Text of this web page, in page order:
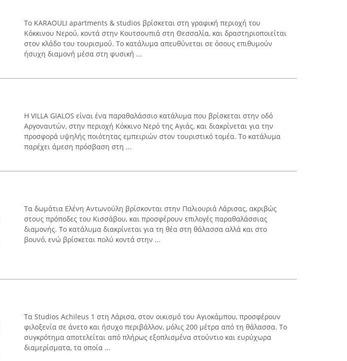
Το KARAOULI apartments & studios βρίσκεται στη γραφική περιοχή του
Κόκκινου Νερού, κοντά στην Κουτσουπιά στη Θεσσαλία, και δραστηριοποιείται
στον κλάδο του τουρισμού. Το κατάλυμα απευθύνεται σε όσους επιθυμούν
ήσυχη διαμονή μέσα στη φυσική ...
Η VILLA GIALOS είναι ένα παραθαλάσσιο κατάλυμα που βρίσκεται στην οδό
Αργοναυτών, στην περιοχή Κόκκινο Νερό της Αγιάς, και διακρίνεται για την
προσφορά υψηλής ποιότητας εμπειριών στον τουριστικό τομέα. Το κατάλυμα
παρέχει άμεση πρόσβαση στη ...
Τα δωμάτια Ελένη Αντωνούλη βρίσκονται στην Παλιουριά Λάρισας, ακριβώς
στους πρόποδες του Κισσάβου, και προσφέρουν επιλογές παραθαλάσσιας
διαμονής. Το κατάλυμα διακρίνεται για τη θέα στη θάλασσα αλλά και στο
βουνό, ενώ βρίσκεται πολύ κοντά στην ...
Τα Studios Achileus 1 στη Λάρισα, στον οικισμό του Αγιοκάμπου, προσφέρουν
φιλοξενία σε άνετο και ήσυχο περιβάλλον, μόλις 200 μέτρα από τη θάλασσα. Το
συγκρότημα αποτελείται από πλήρως εξοπλισμένα στούντιο και ευρύχωρα
διαμερίσματα, τα οποία ...